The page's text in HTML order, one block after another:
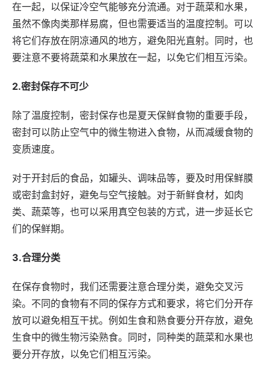
在一起，以保证冷空气能够充分流通。对于蔬菜和水果，
虽然不像肉类那样易腐，但也需要适当的温度控制。可以
将它们存放在阴凉通风的地方，避免阳光直射。同时，也
要注意不要将蔬菜和水果放在一起，以免它们相互污染。
2.密封保存不可少
除了温度控制，密封保存也是夏天保鲜食物的重要手段，
密封可以防止空气中的微生物进入食物，从而减缓食物的
变质速度。
对于开封后的食品，如罐头、调味品等，要及时用保鲜膜
或密封盒封好，避免与空气接触。对于新鲜食材，如肉
类、蔬菜等，也可以采用真空包装的方式，进一步延长它
们的保鲜期。
3.合理分类
在保存食物时，我们还需要注意合理分类，避免交叉污
染。不同的食物有不同的保存方式和要求，将它们分开存
放可以避免相互干扰。例如生食和熟食要分开存放，避免
生食中的微生物污染熟食。同时，同种类的蔬菜和水果也
要分开存放，以免它们相互污染。